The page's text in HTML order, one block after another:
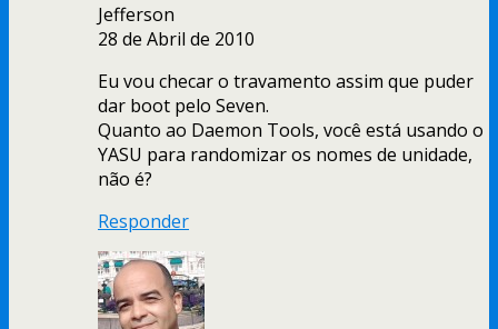
Jefferson
28 de Abril de 2010
Eu vou checar o travamento assim que puder
dar boot pelo Seven.
Quanto ao Daemon Tools, você está usando o
YASU para randomizar os nomes de unidade,
não é?
Responder